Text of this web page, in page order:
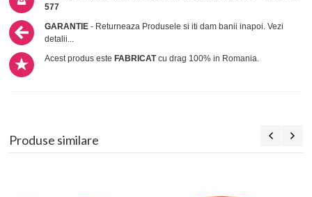
577
GARANTIE - Returneaza Produsele si iti dam banii inapoi.Vezi
detalii...
Acest produs esteFABRICATcu drag 100% in Romania.
Produse similare